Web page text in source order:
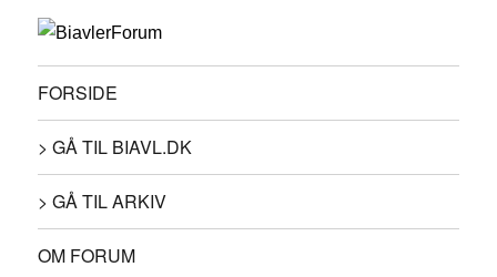
FORSIDE
> GÅ TIL BIAVL.DK
> GÅ TIL ARKIV
OM FORUM